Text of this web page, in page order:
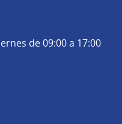
de 09:00 a 17:00